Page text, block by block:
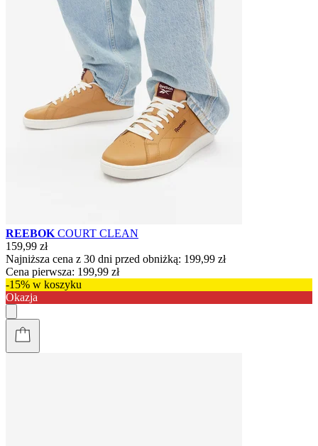
REEBOK COURT CLEAN
159,99 zł
Najniższa cena z 30 dni przed obniżką: 199,99 zł
Cena pierwsza: 199,99 zł
-15% w koszyku
Okazja